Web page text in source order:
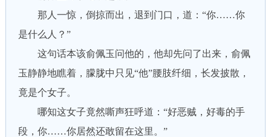
那人一惊，倒掠而出，退到门口，道：“你……你
是什么人？”
这句话本该俞佩玉问他的，他却先问了出来，俞佩
玉静静地瞧着，朦胧中只见“他”腰肢纤细，长发披散，
竟是个女子。
哪知这女子竟然嘶声狂呼道：“好恶贼，好毒的手
段，你……你居然还敢留在这里。”